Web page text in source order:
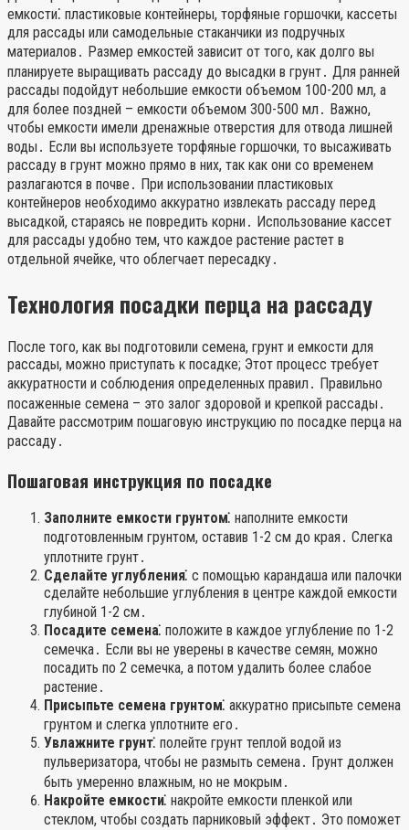
емкости⁚ пластиковые контейнеры, торфяные горшочки, кассеты
для рассады или самодельные стаканчики из подручных
материалов․ Размер емкостей зависит от того, как долго вы
планируете выращивать рассаду до высадки в грунт․ Для ранней
рассады подойдут небольшие емкости объемом 100-200 мл, а
для более поздней – емкости объемом 300-500 мл․ Важно,
чтобы емкости имели дренажные отверстия для отвода лишней
воды․ Если вы используете торфяные горшочки, то высаживать
рассаду в грунт можно прямо в них, так как они со временем
разлагаются в почве․ При использовании пластиковых
контейнеров необходимо аккуратно извлекать рассаду перед
высадкой, стараясь не повредить корни․ Использование кассет
для рассады удобно тем, что каждое растение растет в
отдельной ячейке, что облегчает пересадку․
Технология посадки перца на рассаду
После того, как вы подготовили семена, грунт и емкости для
рассады, можно приступать к посадке; Этот процесс требует
аккуратности и соблюдения определенных правил․ Правильно
посаженные семена – это залог здоровой и крепкой рассады․
Давайте рассмотрим пошаговую инструкцию по посадке перца на
рассаду․
Пошаговая инструкция по посадке
Заполните емкости грунтом⁚ наполните емкости
подготовленным грунтом, оставив 1-2 см до края․ Слегка
уплотните грунт․
Сделайте углубления⁚ с помощью карандаша или палочки
сделайте небольшие углубления в центре каждой емкости
глубиной 1-2 см․
Посадите семена⁚ положите в каждое углубление по 1-2
семечка․ Если вы не уверены в качестве семян, можно
посадить по 2 семечка, а потом удалить более слабое
растение․
Присыпьте семена грунтом⁚ аккуратно присыпьте семена
грунтом и слегка уплотните его․
Увлажните грунт⁚ полейте грунт теплой водой из
пульверизатора, чтобы не размыть семена․ Грунт должен
быть умеренно влажным, но не мокрым․
Накройте емкости⁚ накройте емкости пленкой или
стеклом, чтобы создать парниковый эффект․ Это поможет